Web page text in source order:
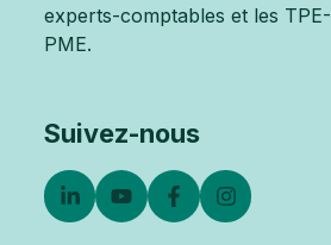
experts-comptables et les TPE-
PME.
Suivez-nous